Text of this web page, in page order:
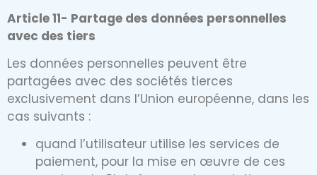
Article 11- Partage des données personnelles
avec des tiers
Les données personnelles peuvent être
partagées avec des sociétés tierces
exclusivement dans l’Union européenne, dans les
cas suivants :
quand l’utilisateur utilise les services de
paiement, pour la mise en œuvre de ces